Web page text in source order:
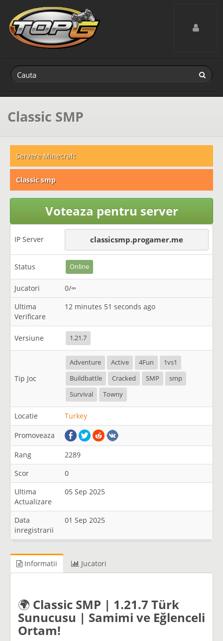
Toggle
Classic SMP
Servere Minecraft
Classic smp
Voteaza pentru server
IP Server classicsmp.progamer.me
Status Online
Jucatori
0/∞
Ultima
Verificare
12 minutes 51 seconds ago
Versiune 1.21.7
Tip Joc
Adventure Active 4Fun
1vs1
Buildbattle
Cracked SMP
smp
Survival
Towny
Locatie Turkey
Promoveaza
Rang
2289
Scor
0
Ultima
Actualizare
05 Sep 2025
Data
inregistrarii
01 Sep 2025
Informatii Jucatori
🌍 Classic SMP | 1.21.7 Türk
Sunucusu | Samimi ve Eğlenceli
Ortam!